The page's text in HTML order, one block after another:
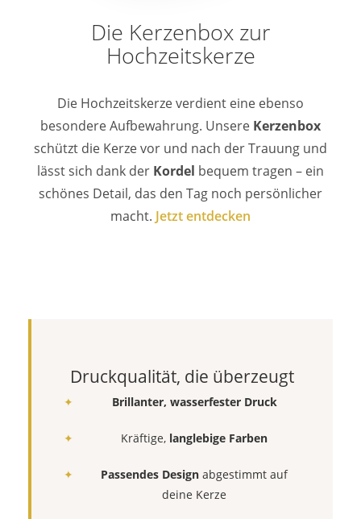
Die Kerzenbox zur
Hochzeitskerze
Die Hochzeitskerze verdient eine ebenso
besondere Aufbewahrung. Unsere Kerzenbox
schützt die Kerze vor und nach der Trauung und
lässt sich dank der Kordel bequem tragen – ein
schönes Detail, das den Tag noch persönlicher
macht. Jetzt entdecken
Druckqualität, die überzeugt
Brillanter, wasserfester Druck
Kräftige, langlebige Farben
Passendes Design abgestimmt auf
deine Kerze